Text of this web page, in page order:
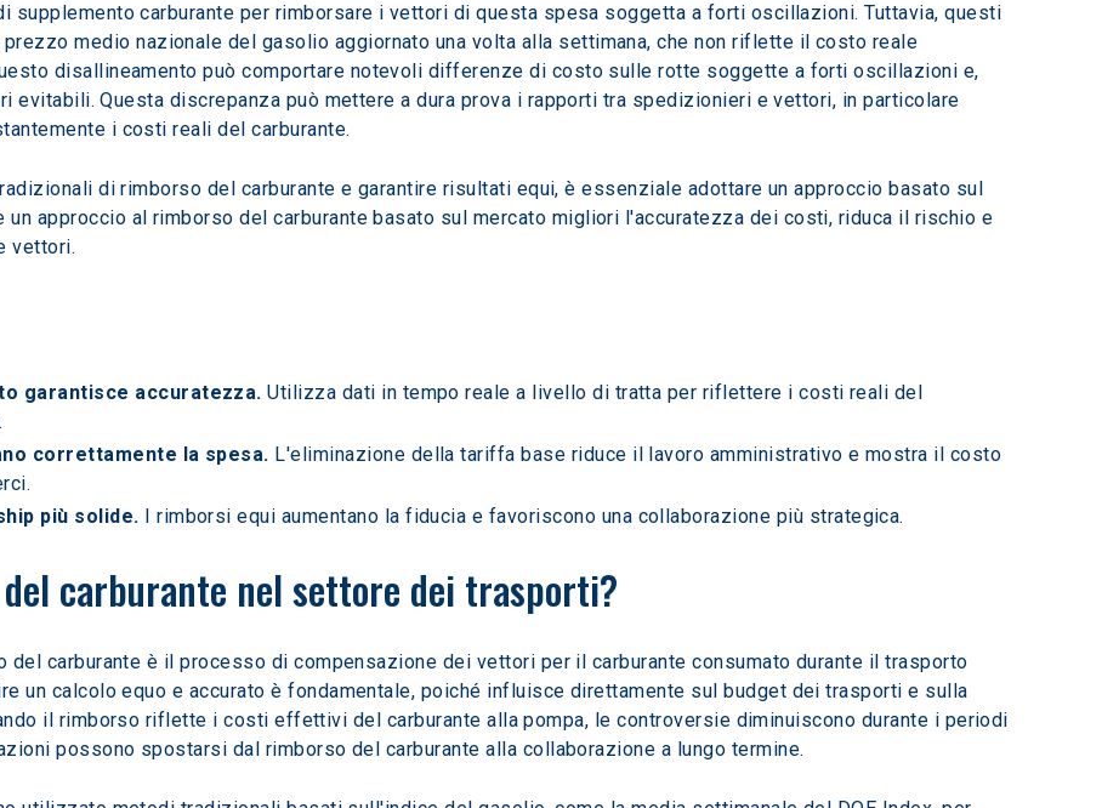
supplemento carburante per rimborsare i vettori di questa spesa soggetta a forti oscillazioni. Tuttavia, questi
medio nazionale del gasolio aggiornato una volta alla settimana, che non riflette il costo reale
disallineamento può comportare notevoli differenze di costo sulle rotte soggette a forti oscillazioni e,
evitabili. Questa discrepanza può mettere a dura prova i rapporti tra spedizionieri e vettori, in particolare
i costi reali del carburante.
di rimborso del carburante e garantire risultati equi, è essenziale adottare un approccio basato sul
un approccio al rimborso del carburante basato sul mercato migliori l'accuratezza dei costi, riduca il rischio e
vettori.
garantisce accuratezza. Utilizza dati in tempo reale a livello di tratta per riflettere i costi reali del
correttamente la spesa. L'eliminazione della tariffa base riduce il lavoro amministrativo e mostra il costo
più solide. I rimborsi equi aumentano la fiducia e favoriscono una collaborazione più strategica.
carburante nel settore dei trasporti?
carburante è il processo di compensazione dei vettori per il carburante consumato durante il trasporto
un calcolo equo e accurato è fondamentale, poiché influisce direttamente sul budget dei trasporti e sulla
il rimborso riflette i costi effettivi del carburante alla pompa, le controversie diminuiscono durante i periodi
possono spostarsi dal rimborso del carburante alla collaborazione a lungo termine.